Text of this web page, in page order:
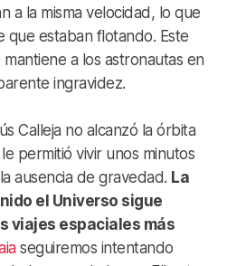
a la misma velocidad, lo que
que estaban flotando. Este
a los astronautas en
ingravidez.
Calleja no alcanzó la órbita
permitió vivir unos minutos
ausencia de gravedad. La
el Universo sigue
viajes espaciales más
seguiremos intentando